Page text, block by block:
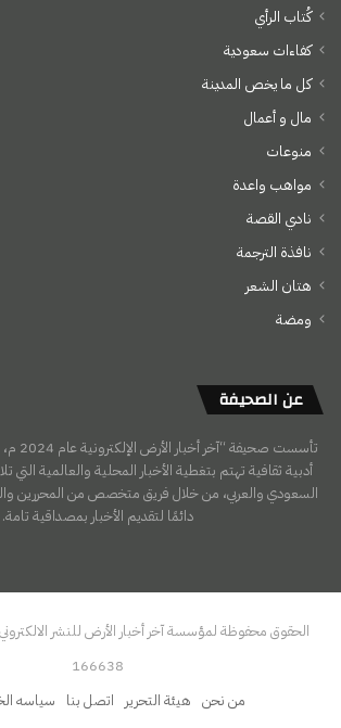
كُتاب الرأي
كفاءات سعودية
كل ما يخص المدينة
مال و أعمال
منوعات
مواهب واعدة
نادي القصة
نافذة الترجمة
هتان الشعر
ومضة
عن الصحيفة
تأسست
أدبية ثقافية تهتم بتغطية الأخبار المحلية والعالمية
السعودي والعربي، من خلال فريق متخصص من المحررين
دائمًا لتقديم الأخبار بمصداقية تامة.
الحقوق محفوظة لمؤسسة آخر أخبار الأرض للنشر
166638
من نحن هيئة التحرير اتصل بنا سياسه